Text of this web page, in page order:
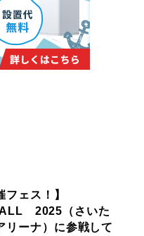
フェス！】
2025（さいた
リーナ）に参戦して